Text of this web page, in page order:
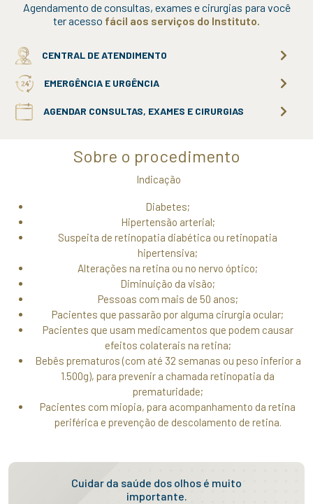
Agendamento de consultas, exames e cirurgias para você
ter acesso fácil aos serviços do Instituto.
CENTRAL DE ATENDIMENTO
EMERGÊNCIA E URGÊNCIA
AGENDAR CONSULTAS, EXAMES E CIRURGIAS
Sobre o procedimento
Indicação
Diabetes;
Hipertensão arterial;
Suspeita de retinopatia diabética ou retinopatia
hipertensiva;
Alterações na retina ou no nervo óptico;
Diminuição da visão;
Pessoas com mais de 50 anos;
Pacientes que passarão por alguma cirurgia ocular;
Pacientes que usam medicamentos que podem causar
efeitos colaterais na retina;
Bebês prematuros (com até 32 semanas ou peso inferior a
1.500g), para prevenir a chamada retinopatia da
prematuridade;
Pacientes com miopia, para acompanhamento da retina
periférica e prevenção de descolamento de retina.
Cuidar da saúde dos olhos é muito
importante.